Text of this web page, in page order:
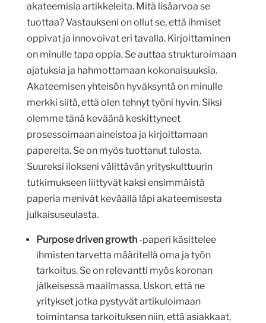
akateemisia artikkeleita. Mitä lisäarvoa se
tuottaa? Vastaukseni on ollut se, että ihmiset
oppivat ja innovoivat eri tavalla. Kirjoittaminen
on minulle tapa oppia. Se auttaa strukturoimaan
ajatuksia ja hahmottamaan kokonaisuuksia.
Akateemisen yhteisön hyväksyntä on minulle
merkki siitä, että olen tehnyt työni hyvin. Siksi
olemme tänä keväänä keskittyneet
prosessoimaan aineistoa ja kirjoittamaan
papereita. Se on myös tuottanut tulosta.
Suureksi ilokseni välittävän yrityskulttuurin
tutkimukseen liittyvät kaksi ensimmäistä
paperia menivät keväällä läpi akateemisesta
julkaisuseulasta.
Purpose driven growth-paperi käsittelee
ihmisten tarvetta määritellä oma ja työn
tarkoitus. Se on relevantti myös koronan
jälkeisessä maailmassa. Uskon, että ne
yritykset jotka pystyvät artikuloimaan
toimintansa tarkoituksen niin, että asiakkaat,